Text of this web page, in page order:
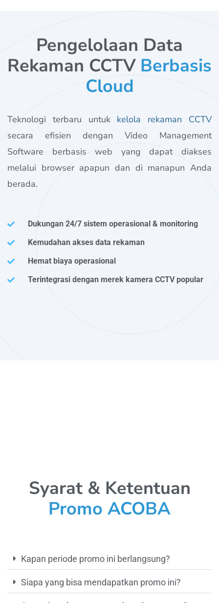
Pengelolaan Data
Rekaman CCTV Berbasis
Cloud
Teknologi terbaru untuk kelola rekaman CCTV
secara efisien dengan Video Management
Software berbasis web yang dapat diakses
melalui browser apapun dan di manapun Anda
berada.
Dukungan 24/7 sistem operasional & monitoring
Kemudahan akses data rekaman
Hemat biaya operasional
Terintegrasi dengan merek kamera CCTV popular
Syarat & Ketentuan
Promo ACOBA
Kapan periode promo ini berlangsung?
Siapa yang bisa mendapatkan promo ini?